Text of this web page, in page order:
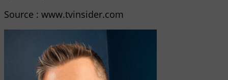
Source : www.tvinsider.com